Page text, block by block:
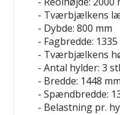
- Tværbjælkens
- Dybde: 800 mm
- Fagbredde:
- Tværbjælkens
- Antal hylder: 3
- Bredde: 1448 mm
- Spændbredde:
- Belastning pr.